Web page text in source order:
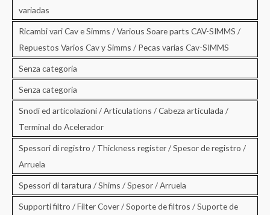
variadas
Ricambi vari Cav e Simms / Various Soare parts CAV-SIMMS /
Repuestos Varios Cav y Simms / Pecas varias Cav-SIMMS
Senza categoria
Senza categoria
Snodi ed articolazioni / Articulations / Cabeza articulada /
Terminal do Acelerador
Spessori di registro / Thickness register / Spesor de registro /
Arruela
Spessori di taratura / Shims / Spesor / Arruela
Supporti filtro / Filter Cover / Soporte de filtros / Suporte de